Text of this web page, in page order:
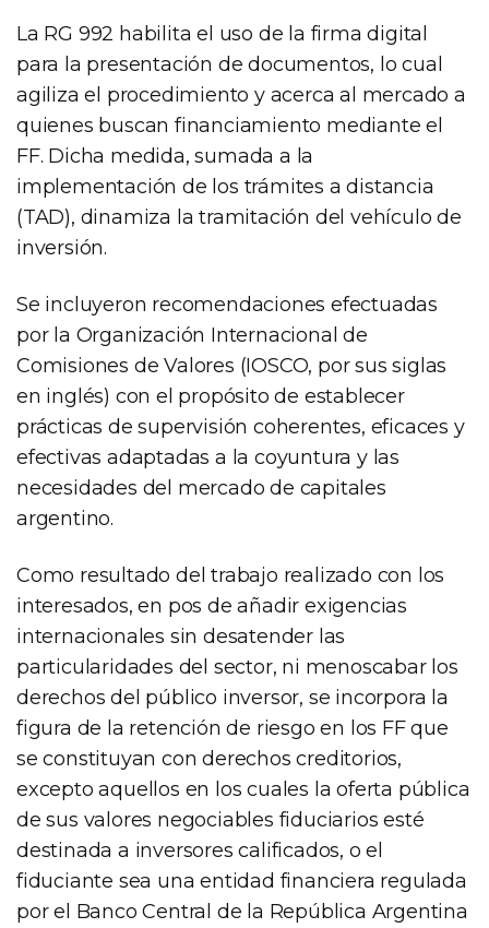
La RG 992 habilita el uso de la firma digital
para la presentación de documentos, lo cual
agiliza el procedimiento y acerca al mercado a
quienes buscan financiamiento mediante el
FF. Dicha medida, sumada a la
implementación de los trámites a distancia
(TAD), dinamiza la tramitación del vehículo de
inversión.
Se incluyeron recomendaciones efectuadas
por la Organización Internacional de
Comisiones de Valores (IOSCO, por sus siglas
en inglés) con el propósito de establecer
prácticas de supervisión coherentes, eficaces y
efectivas adaptadas a la coyuntura y las
necesidades del mercado de capitales
argentino.
Como resultado del trabajo realizado con los
interesados, en pos de añadir exigencias
internacionales sin desatender las
particularidades del sector, ni menoscabar los
derechos del público inversor, se incorpora la
figura de la retención de riesgo en los FF que
se constituyan con derechos creditorios,
excepto aquellos en los cuales la oferta pública
de sus valores negociables fiduciarios esté
destinada a inversores calificados, o el
fiduciante sea una entidad financiera regulada
por el Banco Central de la República Argentina